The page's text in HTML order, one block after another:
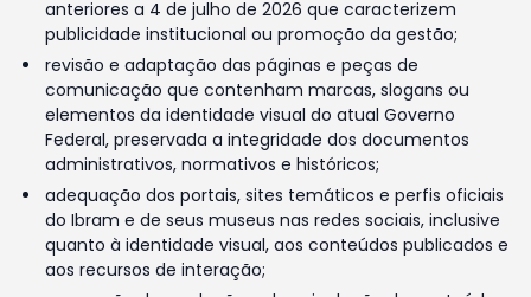
anteriores a 4 de julho de 2026 que caracterizem
publicidade institucional ou promoção da gestão;
revisão e adaptação das páginas e peças de
comunicação que contenham marcas, slogans ou
elementos da identidade visual do atual Governo
Federal, preservada a integridade dos documentos
administrativos, normativos e históricos;
adequação dos portais, sites temáticos e perfis oficiais
do Ibram e de seus museus nas redes sociais, inclusive
quanto à identidade visual, aos conteúdos publicados e
aos recursos de interação;